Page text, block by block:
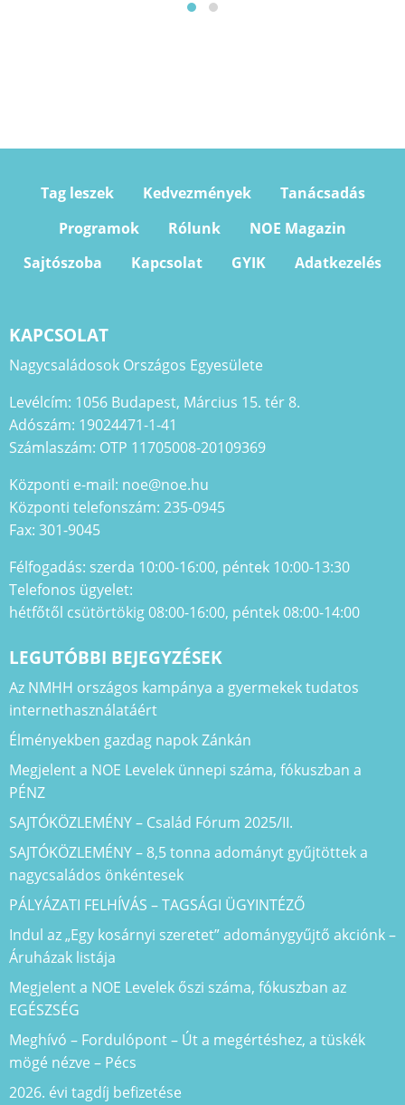
Tag leszek Kedvezmények
Tanácsadás
Programok
Rólunk
NOE Magazin
Sajtószoba
Kapcsolat GYIK Adatkezelés
KAPCSOLAT
Nagycsaládosok Országos Egyesülete
Levélcím: 1056 Budapest, Március 15. tér 8.
Adószám: 19024471-1-41
Számlaszám: OTP 11705008-20109369
Központi e-mail: noe@noe.hu
Központi telefonszám: 235-0945
Fax: 301-9045
Félfogadás: szerda 10:00-16:00, péntek 10:00-13:30
Telefonos ügyelet:
hétfőtől csütörtökig 08:00-16:00, péntek 08:00-14:00
LEGUTÓBBI BEJEGYZÉSEK
Az NMHH országos kampánya a gyermekek tudatos
internethasználatáért
Élményekben gazdag napok Zánkán
Megjelent a NOE Levelek ünnepi száma, fókuszban a
PÉNZ
SAJTÓKÖZLEMÉNY – Család Fórum 2025/II.
SAJTÓKÖZLEMÉNY – 8,5 tonna adományt gyűjtöttek a
nagycsaládos önkéntesek
PÁLYÁZATI FELHÍVÁS – TAGSÁGI ÜGYINTÉZŐ
Indul az „Egy kosárnyi szeretet” adománygyűjtő akciónk –
Áruházak listája
Megjelent a NOE Levelek őszi száma, fókuszban az
EGÉSZSÉG
Meghívó – Fordulópont – Út a megértéshez, a tüskék
mögé nézve – Pécs
2026. évi tagdíj befizetése